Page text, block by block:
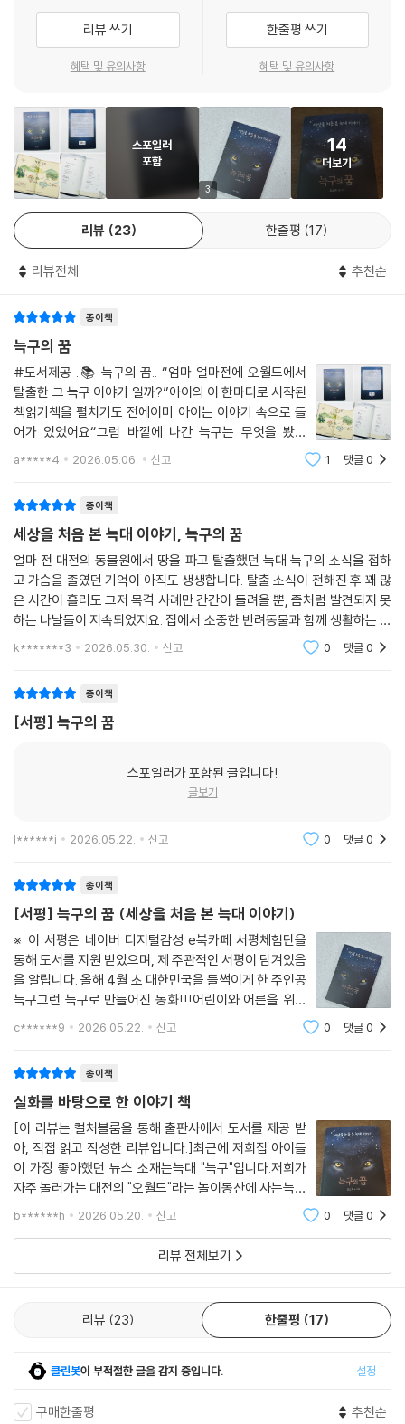
서 오는 것이 다르다는 것을. 사육장 안에서는 할 일이 없던 귀와 코와 다리
가 숲에서 비로소 깨어난다. 이 장면들은 어린 독자들에게는 모험의 설렘
을, 성인 독자들에게는 존재가 자기 몸의 감각을 되찾는 깊은 울림을 전한
시인 전윤호는 이 작품을 두고 “세상을 처음 만나는 감각의 떨림과 기
쁨”을 맑고 아름답게 그려낸 동화라고 평했다. 소설가 고은주는 읽고 나면
마음속에 오래 바람 냄새가 남는 작품이라며, 어린 독자와 어른의 마음을
함께 흔드는 아름다운 동화라고 추천했다. 표지에 실린 두 추천사는 이 책
이 단지 어린이를 위한 동화에 머물지 않고, 모든 세대가 함께 읽을 수 있는
감각의 문학임을 보여준다.
네모난 하늘은 실제 동물원의 모습이 아니라, 늑구가 넘어서고 싶었던 마
실제 늑구의 탈출을 둘러싸고는 여러 해석이 있었다. 바깥세상에 대한 호
기심뿐 아니라, 탈출 전 무리 안에서의 서열 관계 변화가 영향을 미쳤을 가
능성도 사육사의 의견으로 제기되었다. 어린 늑대에게 울타리 안은 익숙한
공간이었지만, 동시에 형제들과의 관계, 몸의 성장, 무리 안에서의 위치가
계속 변하는 살아 있는 공간이기도 했다.
오로라 작가는 이 지점에 주목했다.
“처음에는 늑구가 왜 울타리 아래 흙을 팠을까 하는 질문이 가장 컸습니다.
비교적 트인 숲형 환경에 가까웠습니다. 그런데도 늑구는 흙을 팠습니다.
바깥세상에 대한 궁금함도 있었겠지만, 무리 안에서의 관계 변화나 서열의
긴장도 늑구를 움직인 이유 중 하나였을지 모른다고 생각했습니다. 네모난
하늘은 실제 동물원의 모습이 아니라, 늑구가 넘어서고 싶었던 마음의 울
타리일지도 모릅니다.”
작품 속 늑구는 형들을 사랑하고 그리워하지만, 동시에 혼자만 바람의 냄
새에 오래 귀 기울이는 존재로 그려진다. 그는 형제들과 함께 있으면서도
바깥을 꿈꾸고, 바깥으로 나온 뒤에는 다시 형들의 따뜻한 옆구리를 그리
않으면서도, 독자가 늑구의 마음을 상상할 수 있게 한다.
오로라 작가는 말한다.
“저는 늑구의 탈출을 하나의 이유로 설명하고 싶지 않았습니다. 동물의 마
아래의 흙, 무리 안에서의 변화, 형제들에 대한 애정과 외로움이 늑구 안에
서 함께 움직였을지도 모른다고 상상했습니다. 『늑구의 꿈』은 그 복잡한
자유, 보호, 공존, 그리고 인간이 자연에 남기는 흔적
『늑구의 꿈』은 실제 늑대 ‘늑구’의 탈출 사건에서 영감을 받았다. 작가의 말
에 따르면, 늑구는 다시 돌아왔다. 그래서 이 이야기는 탈출의 성공담도, 야
생으로 완전히 돌아간 이야기로도 읽히지 않는다. 작가는 오히려 한 생명
이 아주 짧은 시간이라도 처음으로 세상을 온몸으로 만나 본 기억이 무엇
을 남기는지 묻는다.
책의 후반부는 이 질문을 더 넓은 자리로 확장한다. 숲에서의 자유는 아름
답지만 외롭고, 바깥세상은 경이롭지만 위험하다. 늑구는 형들이 보고 싶
는 것이 아니라, 몸이 제 기능을 되찾는 일이며 동시에 외로움과 두려움을
견디는 일이기도 하다.
작품은 또한 인간이 자연에 남기는 흔적을 조용히 보여준다. 늑구는 물가
에서 버려진 물고기를 먹고, 그 안에 남아 있던 낚싯바늘까지 삼킨다. 본문
뒤의 덧붙이는 말은 실제 늑구의 위장 속에서 나뭇잎, 생선 가시, 2.6센티
미터의 낚싯바늘이 발견되었고 내시경으로 제거되었다는 사실을 전한다.
이 대목은 작품의 의미를 한층 넓힌다. 늑구는 사람의 손에서 자란 생명이
히 버린 작은 것이 숲과 강, 그리고 그곳에 사는 생명들의 몸속에까지 닿는
다는 사실을 이 책은 어린 독자들도 이해할 수 있는 방식으로 전한다.
또 하나 눈에 띄는 점은 현대의 이미지 환경에 대한 문제의식이다. 작품 속
에는 늑구를 찾기 위한 하늘의 눈, 가짜 울음소리, 화면 속 가짜 늑구가 등
장한다. 진짜 늑구는 배가 고프고, 발이 아프고, 형들이 보고 싶어 떨고 있
다. 그러나 화면 속 가짜 늑구는 멋지고, 사납고, 빠르게 퍼져나간다. 작가
는 “가짜는 가벼워서 멀리 간다. 진짜는 무거워서 여기 있다”는 문장으로,
몸을 가진 생명과 이미지로 소비되는 존재 사이의 차이를 선명하게 드러낸
리뷰 쓰기
혜택 및 유의사항
한줄평 쓰기
혜택 및 유의사항
스포일러
포함
3
14
더보기
리뷰 23 한줄평 17
리뷰전체 추천순
종이책
늑구의 꿈
#도서제공 .📚 늑구의 꿈.. “엄마 얼마전에 오월드에서
탈출한 그 늑구 이야기 일까?”아이의 이 한마디로 시작된
책읽기책을 펼치기도 전에이미 아이는 이야기 속으로 들
어가 있었어요“그럼 바깥에 나간 늑구는 무엇을 봤을
까?”“무서웠을까 아니면 신났을까?”질문이 이어지면서
a*****4 2026.05.06. 신고 1 댓글0
종이책
세상을 처음 본 늑대 이야기, 늑구의 꿈
얼마 전 대전의 동물원에서 땅을 파고 탈출했던 늑대 늑구의 소식을 접하
고 가슴을 졸였던 기억이 아직도 생생합니다. 탈출 소식이 전해진 후 꽤 많
은 시간이 흘러도 그저 목격 사례만 간간이 들려올 뿐, 좀처럼 발견되지 못
하는 나날들이 지속되었지요. 집에서 소중한 반려동물과 함께 생활하는 반
려인 입장에서 그 소식은 남일 같지 않았고, 마음이 너무나 안타까워 매일
k*******3 2026.05.30. 신고 0 댓글0
종이책
[서평] 늑구의 꿈
스포일러가 포함된 글입니다!
글보기
l******i 2026.05.22. 신고 0 댓글0
종이책
[서평] 늑구의 꿈 (세상을 처음 본 늑대 이야기)
※ 이 서평은 네이버 디지털감성 e북카페 서평체험단을
통해 도서를 지원 받았으며, 제 주관적인 서평이 담겨있음
을 알립니다. 올해 4월 초 대한민국을 들썩이게 한 주인공
늑구그런 늑구로 만들어진 동화!!!어린이와 어른을 위하
여 만들어진 창작 동화늠름하면서도 귀여운 늑구 그림이
c******9 2026.05.22. 신고 0 댓글0
종이책
실화를 바탕으로 한 이야기 책
[이 리뷰는 컬처블룸을 통해 출판사에서 도서를 제공 받
아, 직접 읽고 작성한 리뷰입니다.]최근에 저희집 아이들
이 가장 좋아했던 뉴스 소재는늑대 "늑구"입니다.저희가
자주 놀러가는 대전의 "오월드"라는 놀이동산에 사는늑대
늑구가 동물원을 탈출한 사건인데요.이 책은 그 이야기를
구가 잡혔는지안 잡혔는지 궁금해 할 정도로
b******h 2026.05.20. 신고 0 댓글0
리뷰 전체보기
리뷰 23 한줄평 17
클린봇이 부적절한 글을 감지 중입니다. 설정
구매한줄평 추천순